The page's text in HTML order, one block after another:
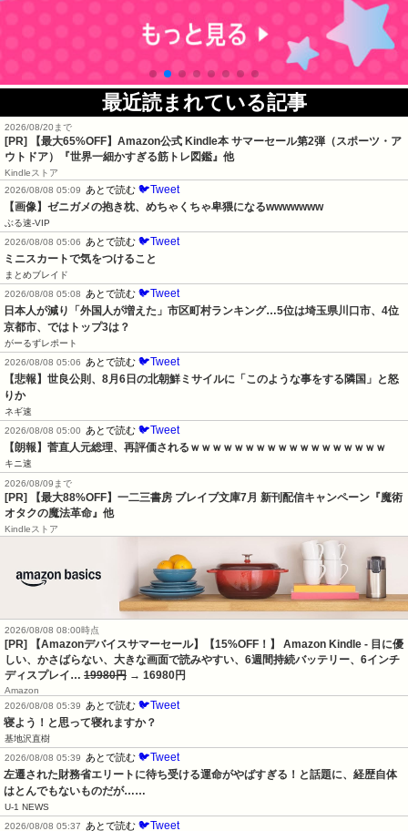
最近読まれている記事
2026/08/20まで
[PR]
【最大65%OFF】Amazon公式 Kindle本 サマーセール第2弾（スポーツ・ア
ウトドア）『世界一細かすぎる筋トレ図鑑』他
Kindleストア
2026/08/08 05:09
あとで読む 🐦Tweet
【画像】ゼニガメの抱き枕、めちゃくちゃ卑猥になるwwwwwww
ぶる速-VIP
2026/08/08 05:06
あとで読む 🐦Tweet
ミニスカートで気をつけること
まとめブレイド
2026/08/08 05:08
あとで読む 🐦Tweet
日本人が減り「外国人が増えた」市区町村ランキング…5位は埼玉県川口市、4位
京都市、ではトップ3は？
がーるずレポート
2026/08/08 05:06
あとで読む 🐦Tweet
【悲報】世良公則、8月6日の北朝鮮ミサイルに「このような事をする隣国」と怒
りか
ネギ速
2026/08/08 05:00
あとで読む 🐦Tweet
【朗報】菅直人元総理、再評価されるｗｗｗｗｗｗｗｗｗｗｗｗｗｗｗｗｗｗ
キニ速
2026/08/09まで
[PR] 【最大88%OFF】一二三書房 ブレイブ文庫7月 新刊配信キャンペーン『魔術
オタクの魔法革命』他
Kindleストア
2026/08/08 08:00時点
[PR] 【Amazonデバイスサマーセール】【15%OFF！】 Amazon Kindle - 目に優
しい、かさばらない、大きな画面で読みやすい、6週間持続バッテリー、6インチ
ディスプレイ… 19980円 → 16980円
Amazon
2026/08/08 05:39
あとで読む 🐦Tweet
寝よう！と思って寝れますか？
基地沢直樹
2026/08/08 05:39
あとで読む 🐦Tweet
左遷された財務省エリートに待ち受ける運命がやばすぎる！と話題に、経歴自体
はとんでもないものだが……
U-1 NEWS
2026/08/08 05:37
あとで読む 🐦Tweet